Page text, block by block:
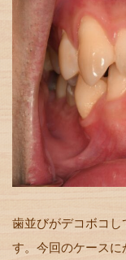
歯並びがデコボコ
す。今回のケース